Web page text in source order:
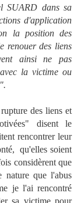
SUARD dans sa
d'application
la position des
renouer des liens
ainsi ne pas
la victime ou
des liens et
disent le
rencontrer leur
qu'elles soient
considèrent que
nature que l'abus
je l'ai rencontré
sa victime pour